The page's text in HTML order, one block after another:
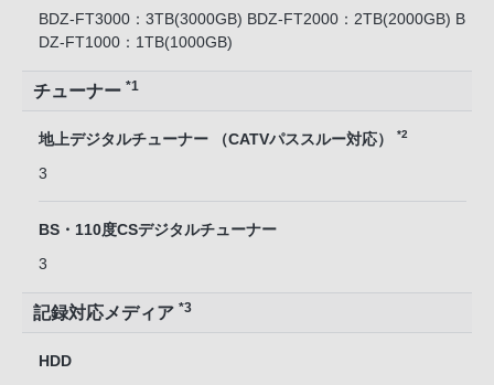
BDZ-FT3000：3TB(3000GB) BDZ-FT2000：2TB(2000GB) B
DZ-FT1000：1TB(1000GB)
チューナー *1
地上デジタルチューナー （CATVパススルー対応） *2
3
BS・110度CSデジタルチューナー
3
記録対応メディア *3
HDD